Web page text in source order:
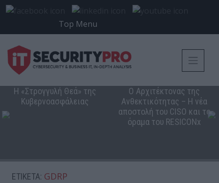
Top Menu
Η «Στρογγυλή Θεά» της
Κυβερνοασφάλειας
Ο Αρχιτέκτονας της
Ανθεκτικότητας – Η νέα
αποστολή του CISO και το
όραμα του RESICONx
ΕΤΙΚΈΤΑ: GDRP